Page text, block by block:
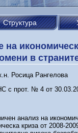
Структура
на
в
Росица Рангелова
с прот. № 4 от
анализ на
криза от 2008-